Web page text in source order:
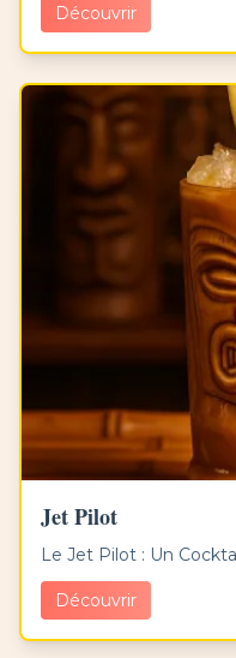
Découvrir
Jet Pilot
Le Jet Pilot : Un
Découvrir